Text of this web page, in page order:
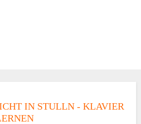
IN STULLN - KLAVIER